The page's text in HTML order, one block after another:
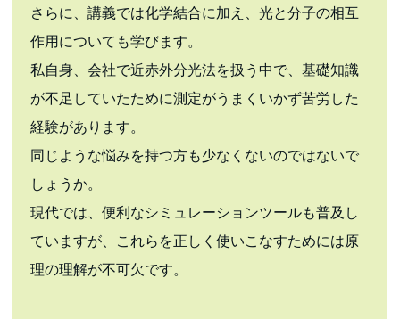
さらに、講義では化学結合に加え、光と分子の相互
作用についても学びます。
私自身、会社で近赤外分光法を扱う中で、基礎知識
が不足していたために測定がうまくいかず苦労した
経験があります。
同じような悩みを持つ方も少なくないのではないで
しょうか。
現代では、便利なシミュレーションツールも普及し
ていますが、これらを正しく使いこなすためには原
理の理解が不可欠です。